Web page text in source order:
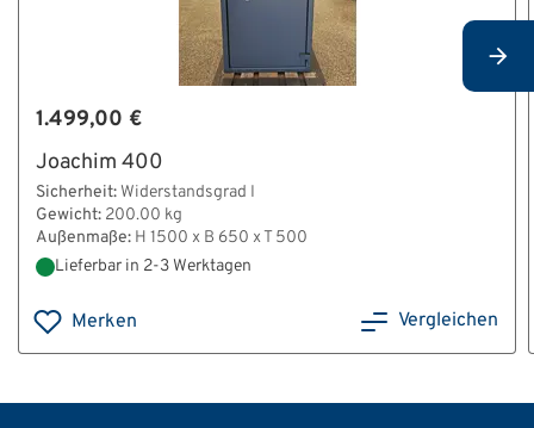
1.499,00 €
Joachim 400
Sicherheit: Widerstandsgrad I
Gewicht: 200.00 kg
Außenmaße: H 1500 x B 650 x T 500
Lieferbar in 2-3 Werktagen
Merken Vergleichen